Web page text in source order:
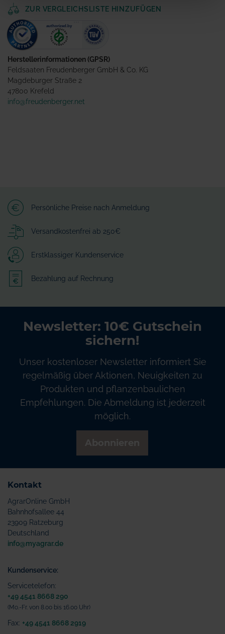
ZUR VERGLEICHSLISTE HINZUFÜGEN
Herstellerinformationen (GPSR)
Feldsaaten Freudenberger GmbH & Co. KG
Magdeburger Straße 2
47800 Krefeld
info@freudenberger.net
Persönliche Preise nach Anmeldung
Versandkostenfrei ab 250€
Erstklassiger Kundenservice
Bezahlung auf Rechnung
Newsletter: 10€ Gutschein
sichern!
Unser kostenloser Newsletter informiert Sie
regelmäßig über Aktionen, Neuigkeiten zu
Produkten und pflanzenbaulichen
Empfehlungen. Die Abmeldung ist jederzeit
möglich.
Kontakt
AgrarOnline GmbH
Bahnhofsallee 44
23909 Ratzeburg
Deutschland
info@myagrar.de
Kundenservice:
Servicetelefon:
+49 4541 8668 290
(Mo.-Fr. von 8.00 bis 16.00 Uhr)
Fax: +49 4541 8668 2919